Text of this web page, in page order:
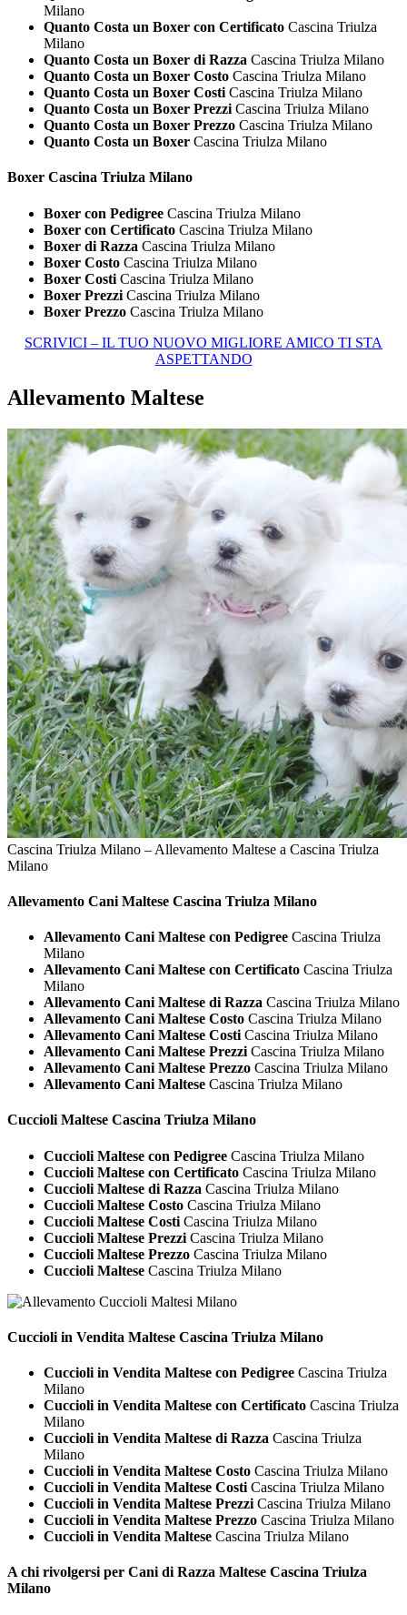
Milano
Quanto Costa un Boxer con Certificato Cascina Triulza
Milano
Quanto Costa un Boxer di Razza Cascina Triulza Milano
Quanto Costa un Boxer Costo Cascina Triulza Milano
Quanto Costa un Boxer Costi Cascina Triulza Milano
Quanto Costa un Boxer Prezzi Cascina Triulza Milano
Quanto Costa un Boxer Prezzo Cascina Triulza Milano
Quanto Costa un Boxer Cascina Triulza Milano
Boxer Cascina Triulza Milano
Boxer con Pedigree Cascina Triulza Milano
Boxer con Certificato Cascina Triulza Milano
Boxer di Razza Cascina Triulza Milano
Boxer Costo Cascina Triulza Milano
Boxer Costi Cascina Triulza Milano
Boxer Prezzi Cascina Triulza Milano
Boxer Prezzo Cascina Triulza Milano
SCRIVICI – IL TUO NUOVO MIGLIORE AMICO TI STA
ASPETTANDO
Allevamento Maltese
Cascina Triulza Milano – Allevamento Maltese a Cascina Triulza
Milano
Allevamento Cani Maltese Cascina Triulza Milano
Allevamento Cani Maltese con Pedigree Cascina Triulza
Milano
Allevamento Cani Maltese con Certificato Cascina Triulza
Milano
Allevamento Cani Maltese di Razza Cascina Triulza Milano
Allevamento Cani Maltese Costo Cascina Triulza Milano
Allevamento Cani Maltese Costi Cascina Triulza Milano
Allevamento Cani Maltese Prezzi Cascina Triulza Milano
Allevamento Cani Maltese Prezzo Cascina Triulza Milano
Allevamento Cani Maltese Cascina Triulza Milano
Cuccioli Maltese Cascina Triulza Milano
Cuccioli Maltese con Pedigree Cascina Triulza Milano
Cuccioli Maltese con Certificato Cascina Triulza Milano
Cuccioli Maltese di Razza Cascina Triulza Milano
Cuccioli Maltese Costo Cascina Triulza Milano
Cuccioli Maltese Costi Cascina Triulza Milano
Cuccioli Maltese Prezzi Cascina Triulza Milano
Cuccioli Maltese Prezzo Cascina Triulza Milano
Cuccioli Maltese Cascina Triulza Milano
Cuccioli in Vendita Maltese Cascina Triulza Milano
Cuccioli in Vendita Maltese con Pedigree Cascina Triulza
Milano
Cuccioli in Vendita Maltese con Certificato Cascina Triulza
Milano
Cuccioli in Vendita Maltese di Razza Cascina Triulza
Milano
Cuccioli in Vendita Maltese Costo Cascina Triulza Milano
Cuccioli in Vendita Maltese Costi Cascina Triulza Milano
Cuccioli in Vendita Maltese Prezzi Cascina Triulza Milano
Cuccioli in Vendita Maltese Prezzo Cascina Triulza Milano
Cuccioli in Vendita Maltese Cascina Triulza Milano
A chi rivolgersi per Cani di Razza Maltese Cascina Triulza
Milano